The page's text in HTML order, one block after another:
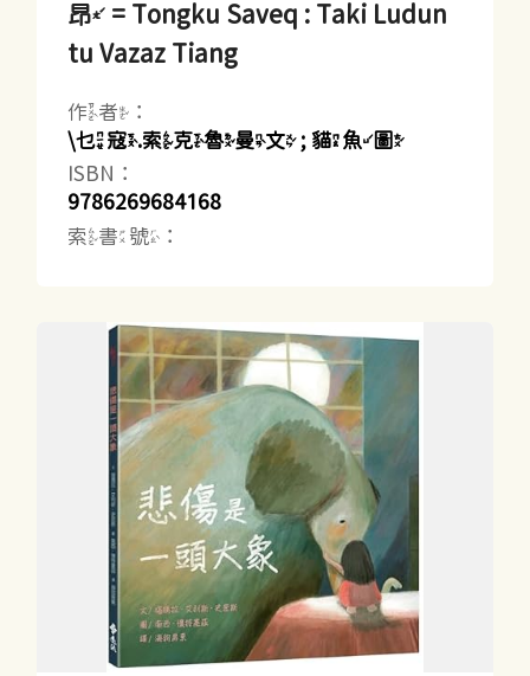
昂 = Tongku Saveq : Taki Ludun
tu Vazaz Tiang
作者：
\乜寇.索克魯曼文 ; 貓魚圖
ISBN：
9786269684168
索書號：